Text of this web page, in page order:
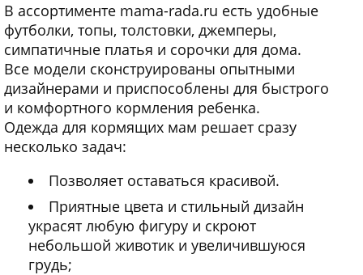
В ассортименте mama-rada.ru есть удобные
футболки, топы, толстовки, джемперы,
симпатичные платья и сорочки для дома.
Все модели сконструированы опытными
дизайнерами и приспособлены для быстрого
и комфортного кормления ребенка.
Одежда для кормящих мам решает сразу
несколько задач:
Позволяет оставаться красивой.
Приятные цвета и стильный дизайн
украсят любую фигуру и скроют
небольшой животик и увеличившуюся
грудь;